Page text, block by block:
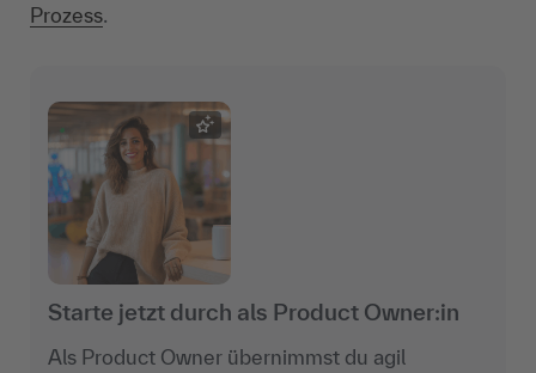
Prozess.
Starte jetzt durch als Product Owner:in
Als Product Owner übernimmst du agil